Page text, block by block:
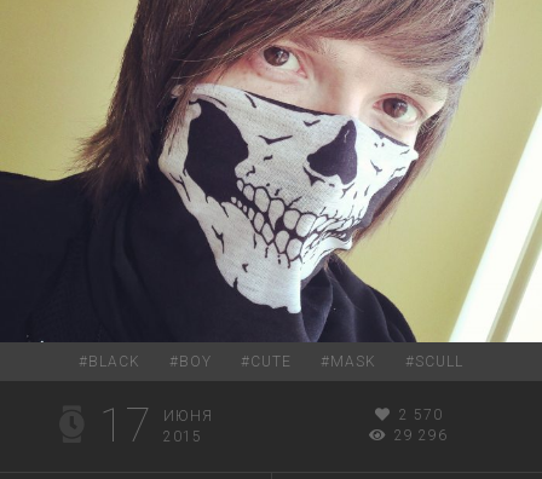
# BLACK # BOY #CUTE # MASK #SCULL
17
ИЮНЯ
2015
2 570
29 296